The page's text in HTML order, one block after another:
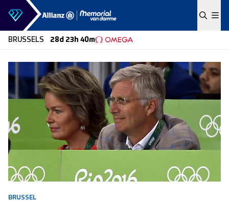
Skip to content
BRUSSELS 28d 23h 40m
BRUSSEL